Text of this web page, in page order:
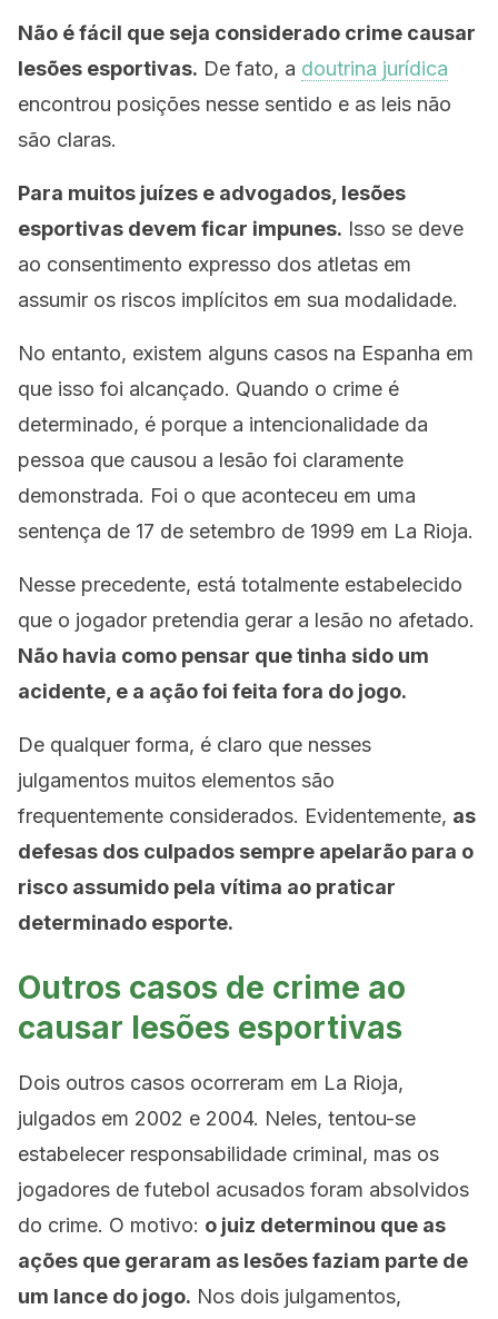
Não é fácil que seja considerado crime causar
lesões esportivas. De fato, a doutrina jurídica
encontrou posições nesse sentido e as leis não
são claras.
Para muitos juízes e advogados, lesões
esportivas devem ficar impunes. Isso se deve
ao consentimento expresso dos atletas em
assumir os riscos implícitos em sua modalidade.
No entanto, existem alguns casos na Espanha em
que isso foi alcançado. Quando o crime é
determinado, é porque a intencionalidade da
pessoa que causou a lesão foi claramente
demonstrada. Foi o que aconteceu em uma
sentença de 17 de setembro de 1999 em La Rioja.
Nesse precedente, está totalmente estabelecido
que o jogador pretendia gerar a lesão no afetado.
Não havia como pensar que tinha sido um
acidente, e a ação foi feita fora do jogo.
De qualquer forma, é claro que nesses
julgamentos muitos elementos são
frequentemente considerados. Evidentemente, as
defesas dos culpados sempre apelarão para o
risco assumido pela vítima ao praticar
determinado esporte.
Outros casos de crime ao
causar lesões esportivas
Dois outros casos ocorreram em La Rioja,
julgados em 2002 e 2004. Neles, tentou-se
estabelecer responsabilidade criminal, mas os
jogadores de futebol acusados ​​foram absolvidos
do crime. O motivo: o juiz determinou que as
ações que geraram as lesões faziam parte de
um lance do jogo. Nos dois julgamentos,